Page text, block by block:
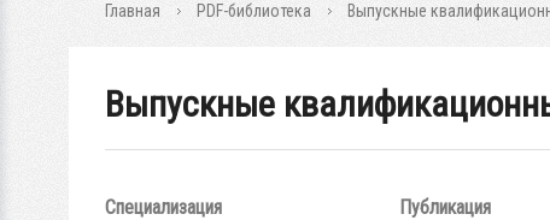
Главная PDF-библиотека Выпускные
Выпускные
Специализация
Публикация